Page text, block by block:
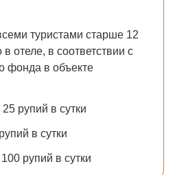
туристами старше 12
отеле, в соответствии с
фонда в объекте
рупий в сутки
в сутки
рупий в сутки